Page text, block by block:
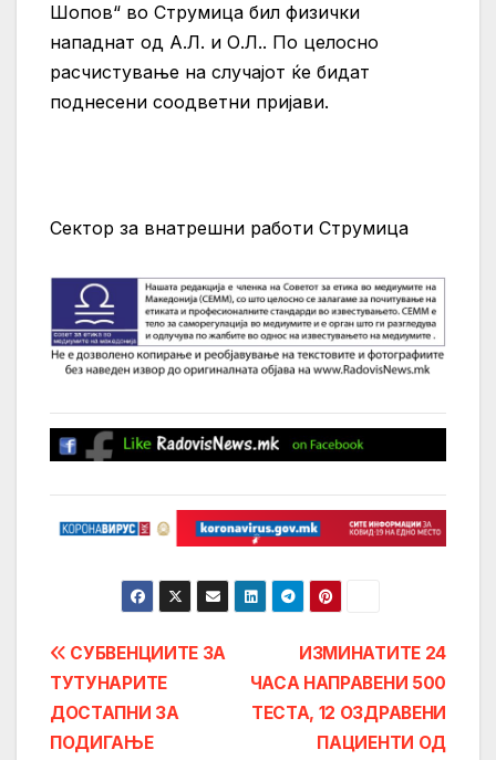
Шопов“ во Струмица бил физички
нападнат од А.Л. и О.Л.. По целосно
расчистување на случајот ќе бидат
поднесени соодветни пријави.
Сектор за внатрешни работи Струмица
Post
navigation
ИЗМИНАТИТЕ 24
ЧАСА НАПРАВЕНИ 500
ТЕСТА, 12 ОЗДРАВЕНИ
ПАЦИЕНТИ ОД
СУБВЕНЦИИТЕ ЗА
ТУТУНАРИТЕ
ДОСТАПНИ ЗА
ПОДИГАЊЕ